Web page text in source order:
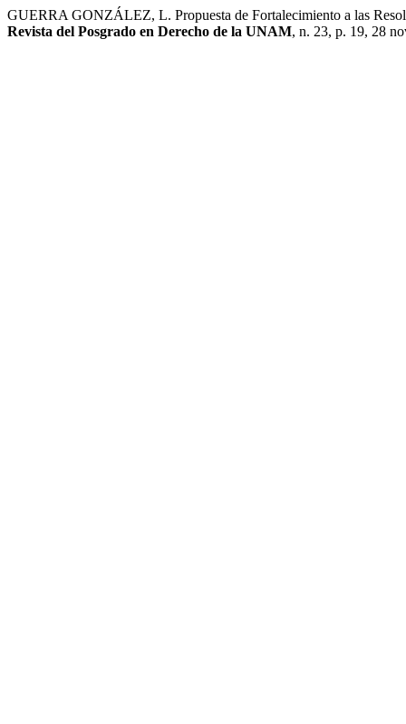
GUERRA GONZÁLEZ, L. Propuesta de Fortalecimiento a las
Revista del Posgrado en Derecho de la UNAM, n. 23, p. 19, 28